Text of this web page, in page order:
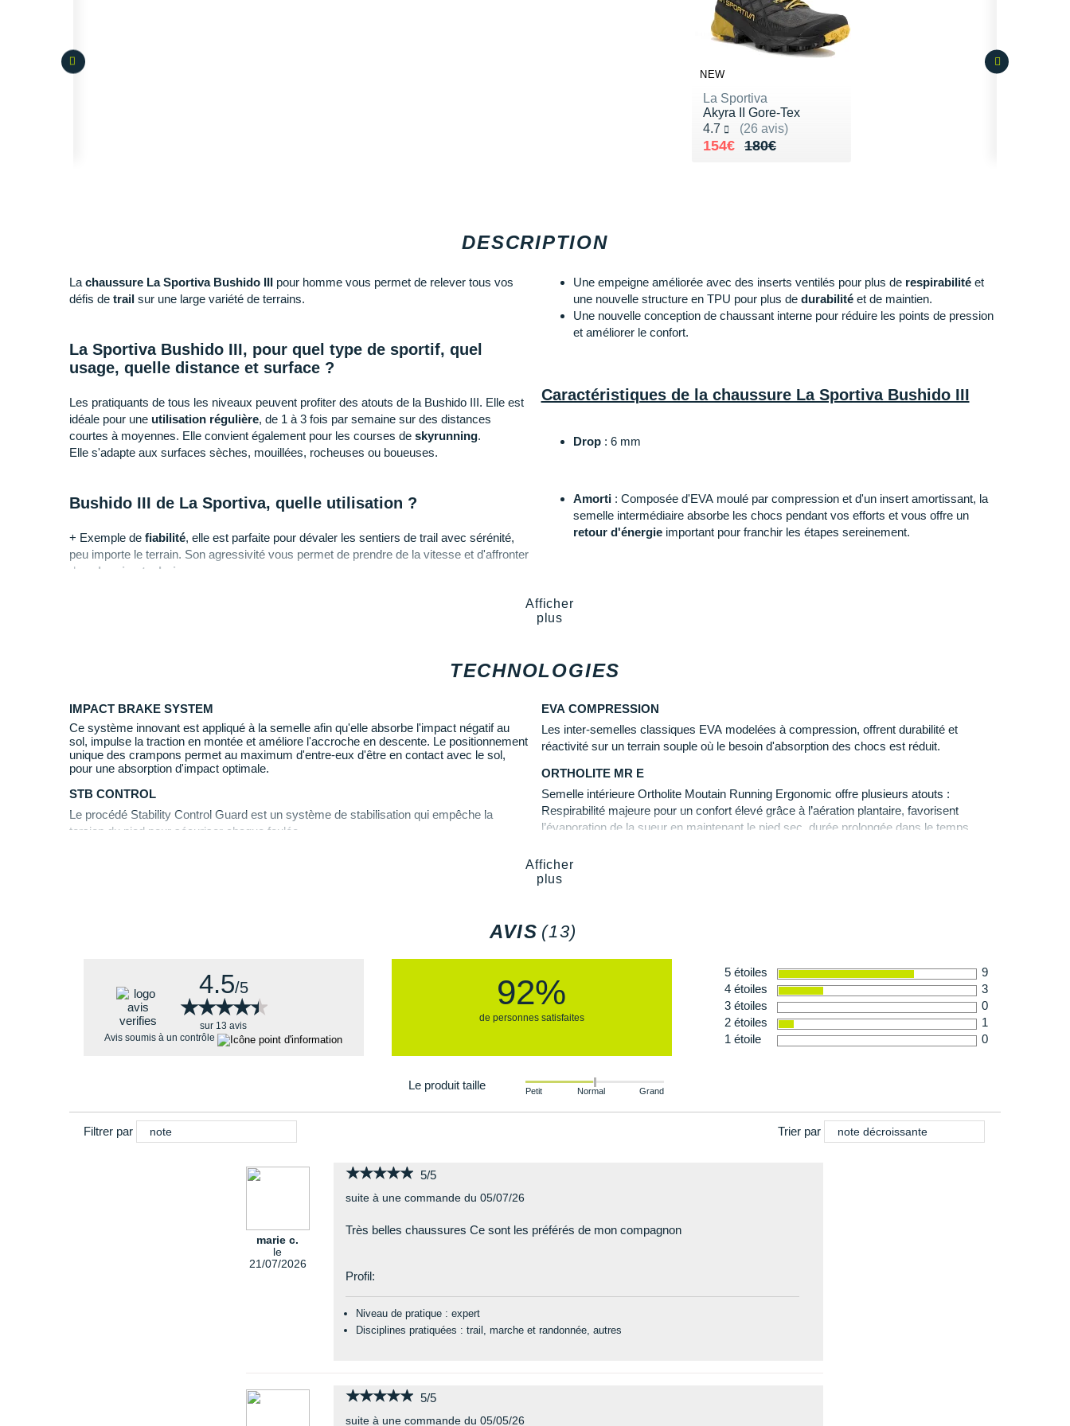
DESCRIPTION
La chaussure La Sportiva Bushido III pour homme vous permet de relever tous vos
défis de trail sur une large variété de terrains.
La Sportiva Bushido III, pour quel type de sportif, quel
usage, quelle distance et surface ?
Les pratiquants de tous les niveaux peuvent profiter des atouts de la Bushido III. Elle est
idéale pour une utilisation régulière, de 1 à 3 fois par semaine sur des distances
courtes à moyennes. Elle convient également pour les courses de skyrunning.
Elle s'adapte aux surfaces sèches, mouillées, rocheuses ou boueuses.
Bushido III de La Sportiva, quelle utilisation ?
+ Exemple de fiabilité, elle est parfaite pour dévaler les sentiers de trail avec sérénité,
peu importe le terrain. Son agressivité vous permet de prendre de la vitesse et d'affronter
des
chemins techniques
D'unamortioptimal afin de réduire la fatigue musculaire.
D'une conception agressive pour prendre de lavitesseet gagner en agilité.
D'unerespirabilitéà la hauteur de vos efforts.
La Sportiva Bushido III, quelles nouveautés ?
Une empeigne améliorée avec des inserts ventilés pour plus de respirabilitéet
une nouvelle structure en TPU pour plus de durabilitéet de maintien.
Une nouvelle conception de chaussant interne pour réduire les points de pression
et améliorer le confort.
Caractéristiques de la chaussure La Sportiva Bushido III
Drop: 6 mm
Amorti: Composée d'EVA moulé par compression et d'un insert amortissant, la
semelle intermédiaire absorbe les chocs pendant vos efforts et vous offre un
retour d'énergieimportant pour franchir les étapes sereinement.
en mesh afin d'évacuer la chaleur et de renforts sur le contour pour un excellent
crampons ingénieusement disposés pour une
des sentiers. Plusieurs technologies propres à la marque sont présentes pour
assurer votrestabilitéen toutes circonstances et augmenter votre efficacité en
Semelle intérieure Ortholite MR E amovible : amorti
Afficher
plus
TECHNOLOGIES
IMPACT BRAKE SYSTEM
Ce système innovant est appliqué à la semelle afin qu'elle absorbe l'impact négatif au
sol, impulse la traction en montée et améliore l'accroche en descente. Le positionnement
unique des crampons permet au maximum d'entre-eux d'être en contact avec le sol,
pour une absorption d'impact optimale.
STB CONTROL
Le procédé Stability Control Guard est un système de stabilisation qui empêche la
torsion du pied pour sécuriser chaque foulée.
EVA COMPRESSION
Les inter-semelles classiques EVA modelées à compression, offrent durabilité et
réactivité sur un terrain souple où le besoin d'absorption des chocs est réduit.
ORTHOLITE MR E
Semelle intérieure Ortholite Moutain Running Ergonomic offre plusieurs atouts :
Respirabilité majeure pour un confort élevé grâce à l’aération plantaire, favorisent
l’évaporation de la sueur en maintenant le pied sec, durée prolongée dans le temps
produits lavables pour une meilleure hygiène générale du pied. Épaisseur de 4 mm
CUSHION PLATFORM
Afficher
plus
AVIS (13)
4.5/5
★★★★★
★★★★★
sur 13 avis
Avis soumis à un contrôle
92%
de personnes satisfaites
5 étoiles
9
4 étoiles
3
3 étoiles
0
2 étoiles
1
1 étoile
0
Le produit taille Petit Normal Grand
Filtrer par note Trier par note décroissante
marie c.
le
21/07/2026
★★★★★
★★★★★ 5/5
suite à une commande du 05/07/26
Très belles chaussures Ce sont les préférés de mon compagnon
Profil:
Niveau de pratique : expert
Disciplines pratiquées : trail, marche et randonnée, autres
★★★★★
★★★★★ 5/5
suite à une commande du 05/05/26
NEW
La Sportiva
Akyra II Gore-Tex
4.7
(26 avis)
Noté 4.7 sur 5
180€
Au lieu de 180€
154€
Vendu 154€